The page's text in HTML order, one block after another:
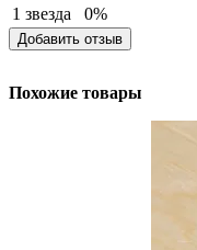
1 звезда
0%
Добавить отзыв
Похожие товары